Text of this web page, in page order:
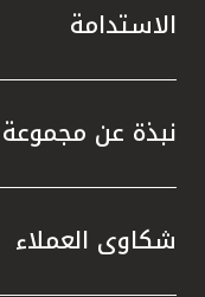
الاستدامة
نبذة عن
شكاوى العملاء